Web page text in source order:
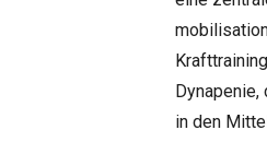
in den